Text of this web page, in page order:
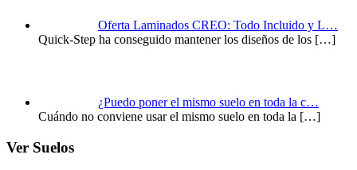
Oferta Laminados CREO: Todo Incluido y L…
Quick-Step ha conseguido mantener los diseños de los […]
¿Puedo poner el mismo suelo en toda la c…
Cuándo no conviene usar el mismo suelo en toda la […]
Ver Suelos